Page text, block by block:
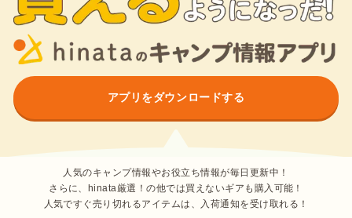
アプリをダウンロードする
人気のキャンプ情報やお役立ち情報が毎日更新中！
さらに、hinata厳選！の他では買えないギアも購入可能！
人気ですぐ売り切れるアイテムは、入荷通知を受け取れる！